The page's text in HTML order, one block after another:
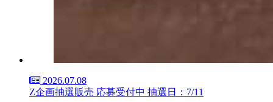
2026.07.08
Z企画抽選販売 応募受付中 抽選日：7/11